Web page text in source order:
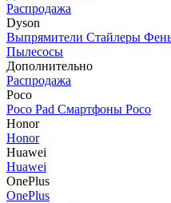
Распродажа
Dyson
Выпрямители Стайлеры
Пылесосы
Дополнительно
Распродажа
Poco
Poco Pad Смартфоны Poco
Honor
Honor
Huawei
Huawei
OnePlus
OnePlus